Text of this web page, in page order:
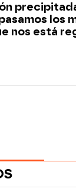
los
nos está